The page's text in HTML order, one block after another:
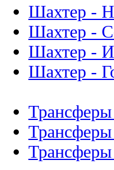
Шахтер -
Шахтер -
Шахтер -
Шахтер -